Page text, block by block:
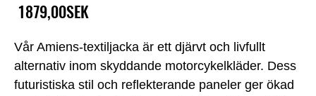
Vår Amiens-textiljacka är ett djärvt och livfullt
alternativ inom skyddande motorcykelkläder. Dess
futuristiska stil och reflekterande paneler ger ökad
1879,00SEK